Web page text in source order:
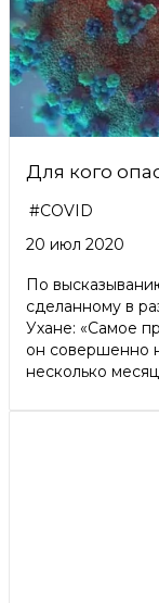
Для кого
#COVID
20 июл 2020
По
сделанному в
Ухане: «Самое
он совершенно
несколько